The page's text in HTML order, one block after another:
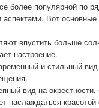
более популярной по
Вот
впустить больше
настроение.
и стильный вид
вид на окрестности,
наслаждаться